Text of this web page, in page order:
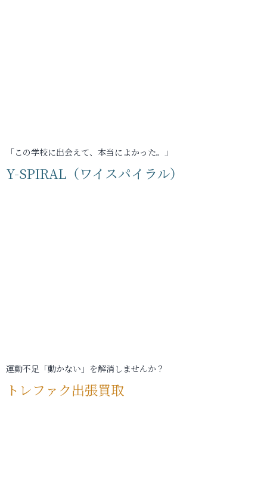
「この学校に出会えて、本当によかった。」
Y-SPIRAL（ワイスパイラル）
運動不足「動かない」を解消しませんか？
トレファク出張買取